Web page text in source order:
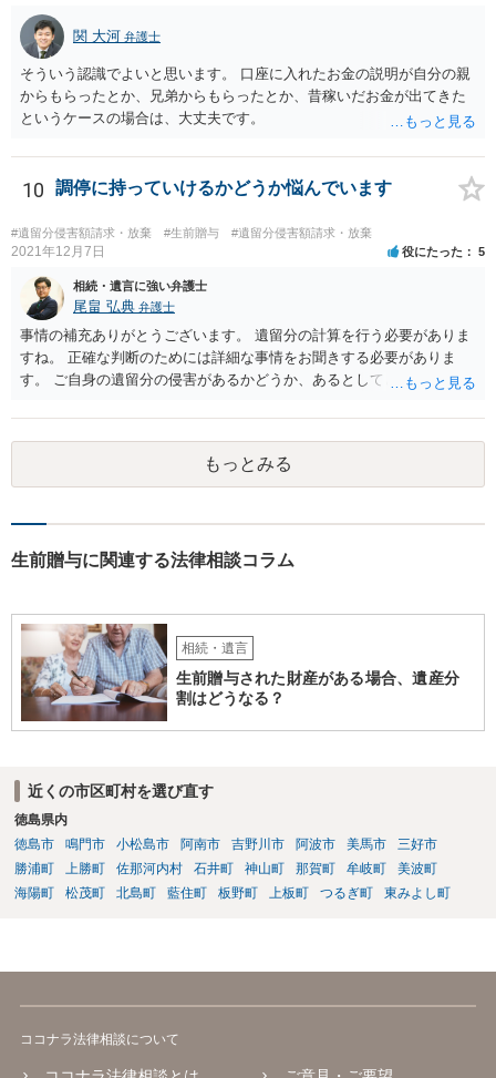
関 大河 弁護士
そういう認識でよいと思います。 口座に入れたお金の説明が自分の親
からもらったとか、兄弟からもらったとか、昔稼いだお金が出てきた
というケースの場合は、大丈夫です。
10 調停に持っていけるかどうか悩んでいます
#遺留分侵害額請求・放棄 #生前贈与 #遺留分侵害額請求・放棄
2021年12月7日 役にたった 5
相続・遺言に強い弁護士
尾畠 弘典 弁護士
事情の補充ありがとうございます。 遺留分の計算を行う必要がありま
すね。 正確な判断のためには詳細な事情をお聞きする必要がありま
す。 ご自身の遺留分の侵害があるかどうか、あるとしてどの程度の金
相談されるのが良いと思います。
もっとみる
生前贈与に関連する法律相談コラム
相続・遺言
生前贈与された財産がある場合、遺産分
割はどうなる？
近くの市区町村を選び直す
徳島県内
徳島市
鳴門市 小松島市 阿南市 吉野川市 阿波市 美馬市
三好市
勝浦町
上勝町 佐那河内村 石井町 神山町 那賀町 牟岐町
美波町
海陽町
松茂町 北島町 藍住町 板野町 上板町 つるぎ町 東みよし町
ココナラ法律相談について